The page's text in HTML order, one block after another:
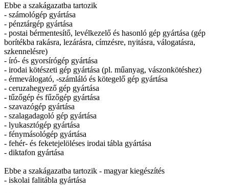
Ebbe a szakágazatba tartozik
- számológép gyártása
- pénztárgép gyártása
- postai bérmentesítő, levélkezelő és hasonló gép gyártása (gép
borítékba rakásra, lezárásra, címzésre, nyitásra, válogatásra,
szkennelésre)
- író- és gyorsírógép gyártása
- irodai kötészeti gép gyártása (pl. műanyag, vászonkötéshez)
- érmeválogató, -számláló és kötegelő gép gyártása
- ceruzahegyező gép gyártása
- tűzőgép és fűzőgép gyártása
- szavazógép gyártása
- szalagadagoló gép gyártása
- lyukasztógép gyártása
- fénymásológép gyártása
- fehér- és feketejelöléses irodai tábla gyártása
- diktafon gyártása
Ebbe a szakágazatba tartozik - magyar kiegészítés
- iskolai falitábla gyártása